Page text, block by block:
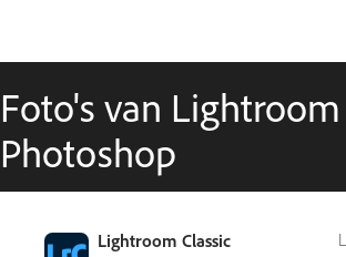
Foto's van
Photoshop
Lightroom Classic